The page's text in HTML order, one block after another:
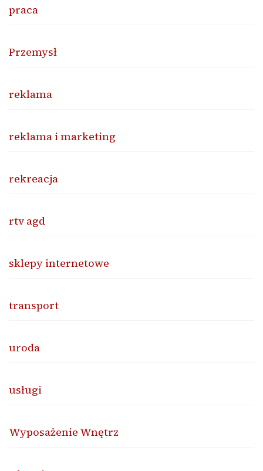
praca
Przemysł
reklama
reklama i marketing
rekreacja
rtv agd
sklepy internetowe
transport
uroda
usługi
Wyposażenie Wnętrz